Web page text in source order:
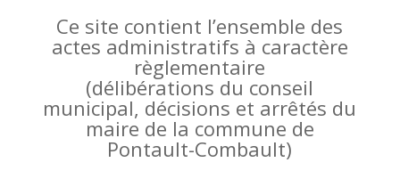
Ce site contient l’ensemble des
actes administratifs à caractère
règlementaire
(délibérations du conseil
municipal, décisions et arrêtés du
maire de la commune de
Pontault-Combault)